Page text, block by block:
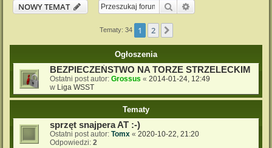
NOWY TEMAT
Szukaj
Tematy: 34 1 2
Ogłoszenia
BEZPIECZEŃSTWO NA TORZE STRZELECKIM
Ostatni post autor: Grossus « 2014-01-24, 12:49
w Liga WSST
Tematy
sprzęt snajpera AT :-)
Ostatni post autor: Tomx « 2020-10-22, 21:20
Odpowiedzi: 2